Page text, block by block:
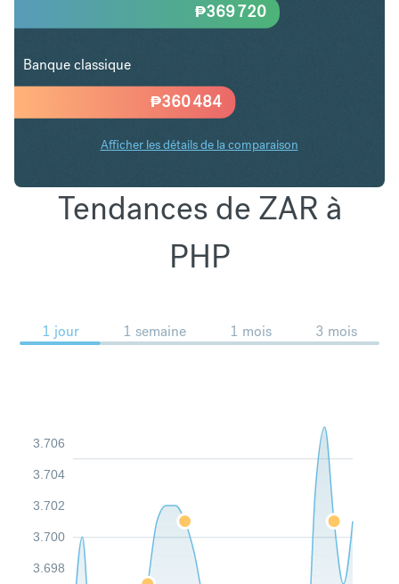
₱360 484
₱369 720
Banque classique
Afficher les détails de la comparaison
Tendances de ZAR à
PHP
1 jour 1 semaine 1 mois 3 mois
3.698
3.700
3.702
3.704
3.706